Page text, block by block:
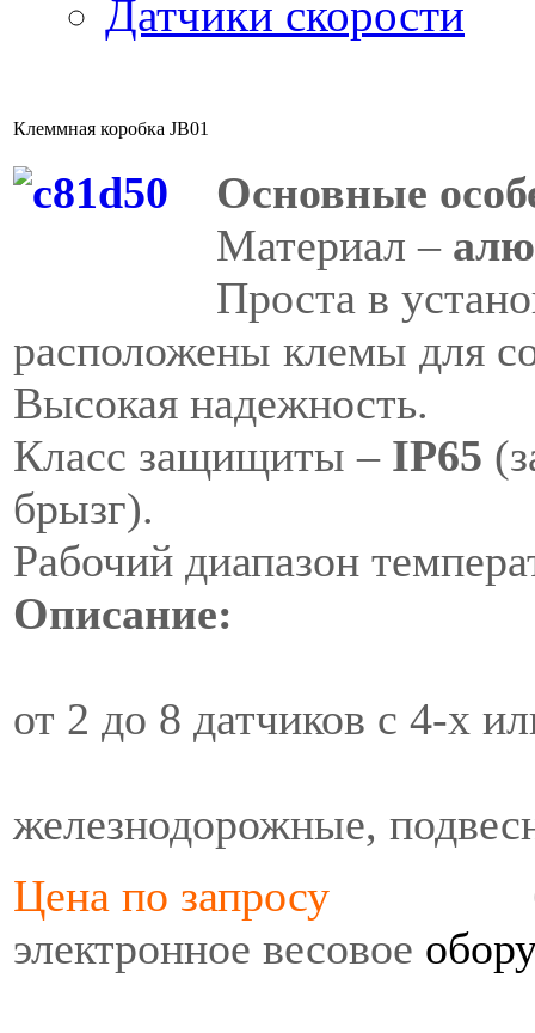
Датчики скорости
Клеммная коробка JB01
Основные
Материал –
Проста в
расположены клемы для
Высокая надежность.
Класс защищиты – IP65
брызг).
Рабочий диапазон
Описание:
от 2 до 8 датчиков с 4-х
железнодорожные,
Цена по запросу
электронное весовое